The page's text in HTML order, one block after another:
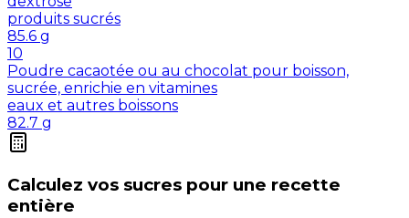
produits sucrés
85.6 g
10
Poudre cacaotée ou au chocolat pour boisson,
sucrée, enrichie en vitamines
eaux et autres boissons
82.7 g
Calculez vos sucres pour une recette
entière